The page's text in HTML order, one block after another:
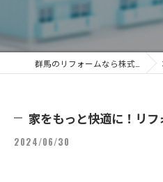
家をもっと快適に！リ
2024/06/30